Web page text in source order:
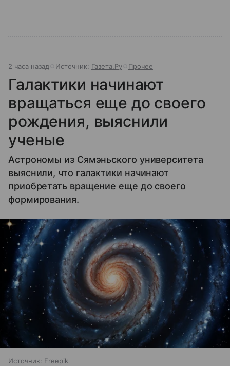
2 часа назад Источник: Газета.Ру Прочее
Галактики начинают
вращаться еще до своего
рождения, выяснили
ученые
Астрономы из Сямэньского университета
выяснили, что галактики начинают
приобретать вращение еще до своего
формирования.
Источник: Freepik